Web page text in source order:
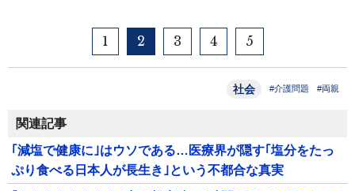
1 2 3 4 5
社会 #介護問題 #両親
関連記事
｢減塩で健康に｣はウソである…医療界が隠す｢塩分をたっ
ぷり食べる日本人が長生き｣という不都合な真実